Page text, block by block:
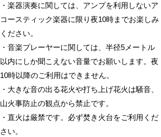
・楽器演奏に関しては、アンプを利用しないア
コースティック楽器に限り夜10時までお楽しみ
ください。
・音楽プレーヤーに関しては、半径5メートル
以内にしか聞こえない音量でお願いします。夜
10時以降のご利用はできません。
・大きな音の出る花火や打ち上げ花火は騒音、
山火事防止の観点から禁止です。
・直火は厳禁です。必ず焚き火台をご利用くだ
さい。